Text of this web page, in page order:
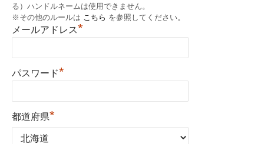
る）ハンドルネームは使用できません。
※その他のルールは こちら を参照してください。
メールアドレス*
パスワード*
都道府県*